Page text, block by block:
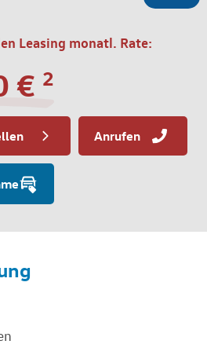
Leasing monatl. Rate:
€ 2
Anrufen